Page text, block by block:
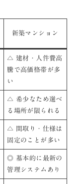
新築マンション
△ 建材・人件費高
騰で高価格帯が多
い
△ 希少なため選べ
る場所が限られる
△ 間取り・仕様は
固定のことが多い
◎ 基本的に最新の
管理システムあり